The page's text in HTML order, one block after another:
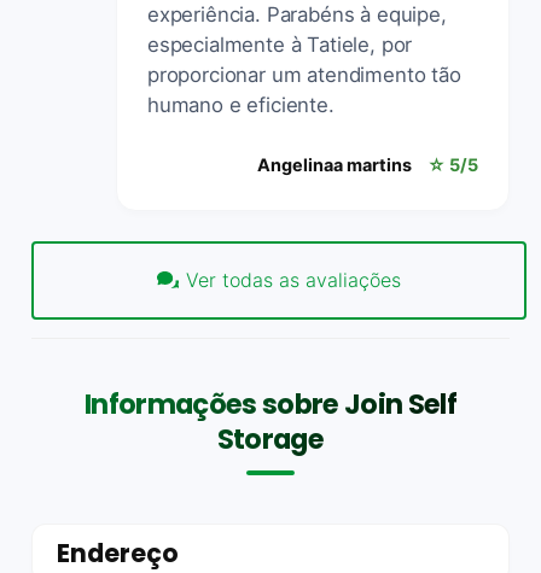
experiência. Parabéns à equipe,
especialmente à Tatiele, por
proporcionar um atendimento tão
humano e eficiente.
Angelinaa martins ☆ 5/5
Ver todas as avaliações
Informações sobre Join Self
Storage
Endereço